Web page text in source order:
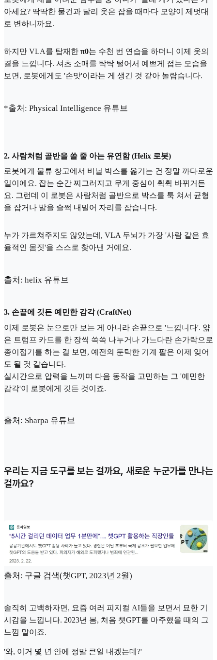
아세요? 딱딱한 물건과 달리 옷은 잡을 때마다 모양이 제멋대
로 변하니까요.
하지만 VLA를 탑재한 π0는 수천 번 연습을 하더니 이제 옷의
결을 느낍니다. 셔츠 소매를 탁탁 털어서 예쁘게 접는 모습을
보면, 로봇에게도 '손맛'이라는 게 생긴 것 같아 놀랍습니다.
*출처: Physical Intelligence 유튜브
2. 사람처럼 골반을 쓸 줄 아는 유연함 (Helix 로봇)
로봇에게 물류 창고에서 비닐 박스를 옮기는 건 정말 까다로운
일이에요. 잡는 순간 찌그러지고 무게 중심이 휙휙 바뀌거든
요. 그런데 이 로봇은 사람처럼 골반으로 박스를 툭 쳐서 균형
을 잡거나 발을 슬쩍 내밀어 자리를 잡습니다.
누가 가르쳐주지도 않았는데, VLA 두뇌가 가장 '사람 같은 효
율적인 몸짓'을 스스로 찾아낸 거예요.
출처: helix 유튜브
3. 손끝에 깃든 예민한 감각 (CraftNet)
이제 로봇은 눈으로만 보는 게 아니라 손끝으로 '느낍니다'. 얇
은 트럼프 카드를 한 장씩 쓱쓱 나누거나 가느다란 손가락으로
종이접기를 하는 걸 보면, 예전의 둔탁한 기계 팔은 이제 잊어
도 될 것 같습니다.
실시간으로 압력을 느끼며 다음 동작을 고민하는 그 '예민한
감각'이 로봇에게 깃든 것이죠.
출처: Sharpa 유튜브
우리는 지금 도구를 보는 걸까요, 새로운 누군가를 만나는
걸까요?
출처: 구글 검색(챗GPT, 2023년 2월)
솔직히 고백하자면, 요즘 여러 피지컬 AI들을 보면서 묘한 기
시감을 느낍니다. 2023년 봄, 처음 챗GPT를 마주했을 때의 그
느낌 말이죠.
'와, 이거 몇 년 안에 정말 큰일 내겠는데?'